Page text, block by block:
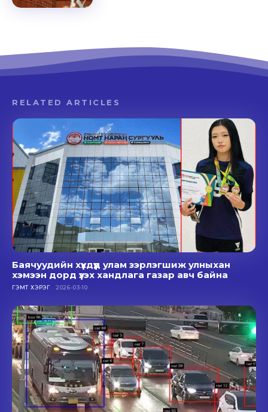
RELATED ARTICLES
Баячуудийн хүүхдүүд улам зэрлэгшиж улныхан
хэмээн дорд үзэх хандлага газар авч байна
ГЭМТ ХЭРЭГ 2026-03-10